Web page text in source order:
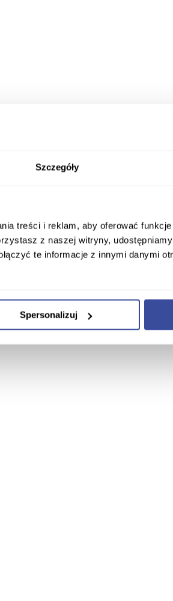
Szczegóły
treści i reklam, aby oferować
z naszej witryny,
te informacje z innymi danymi
Spersonalizuj